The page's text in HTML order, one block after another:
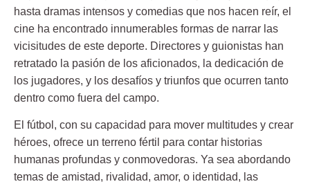
hasta dramas intensos y comedias que nos hacen reír, el
cine ha encontrado innumerables formas de narrar las
vicisitudes de este deporte. Directores y guionistas han
retratado la pasión de los aficionados, la dedicación de
los jugadores, y los desafíos y triunfos que ocurren tanto
dentro como fuera del campo.
El fútbol, con su capacidad para mover multitudes y crear
héroes, ofrece un terreno fértil para contar historias
humanas profundas y conmovedoras. Ya sea abordando
temas de amistad, rivalidad, amor, o identidad, las